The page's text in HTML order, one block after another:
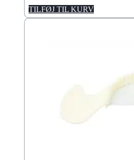
TILFØJ TIL KURV